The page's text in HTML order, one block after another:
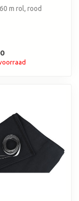
m rol, rood